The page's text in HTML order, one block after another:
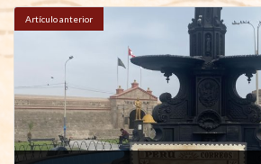
Artículo anterior